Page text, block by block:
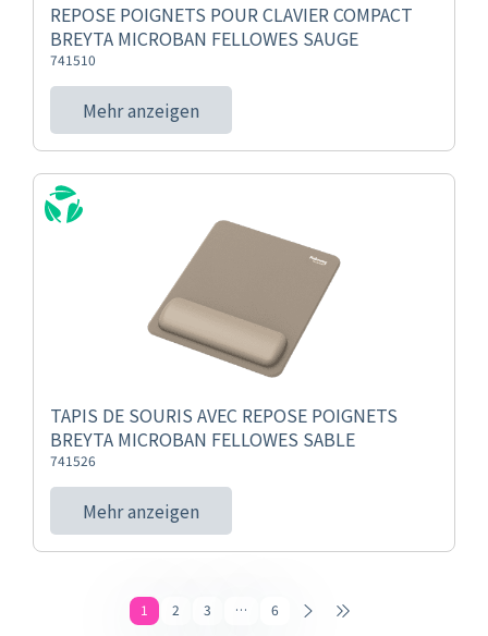
REPOSE POIGNETS POUR CLAVIER COMPACT
BREYTA MICROBAN FELLOWES SAUGE
741510
Mehr anzeigen
TAPIS DE SOURIS AVEC REPOSE POIGNETS
BREYTA MICROBAN FELLOWES SABLE
741526
Mehr anzeigen
1 2 3 … 6